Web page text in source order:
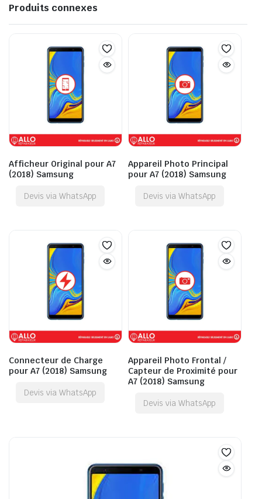
Produits connexes
Afficheur Original pour A7
(2018) Samsung
Devis via WhatsApp
Appareil Photo Principal
pour A7 (2018) Samsung
Devis via WhatsApp
Connecteur de Charge
pour A7 (2018) Samsung
Devis via WhatsApp
Appareil Photo Frontal /
Capteur de Proximité pour
A7 (2018) Samsung
Devis via WhatsApp